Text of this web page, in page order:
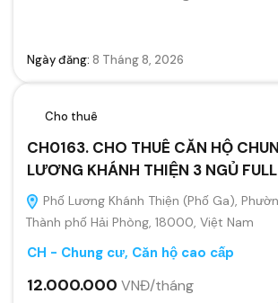
Ngày đăng: 8 Tháng 8, 2026
Cho thuê
CH0163. CHO THUÊ CĂN HỘ
LƯƠNG KHÁNH THIỆN 3 NGỦ
Phố Lương Khánh Thiện (Phố Ga),
Thành phố Hải Phòng, 18000, Việt Nam
CH - Chung cư, Căn hộ cao cấp
12.000.000 VNĐ/tháng